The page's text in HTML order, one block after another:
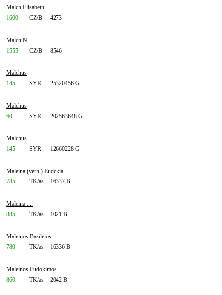
Malch Elisabeth
1600
CZ/B 4273
Malch N.
1555
CZ/B 8546
Malchus
145
SYR 25320456 G
Malchus
60
SYR 202563648 G
Malchus
145
SYR 12660228 G
Maleina (verh.) Eudokia
785
TK/as 16337 B
Maleina ....
885
TK/as 1021 B
Maleinos Basileios
780
TK/as 16336 B
Maleinos Eudokimos
860
TK/as 2042 B